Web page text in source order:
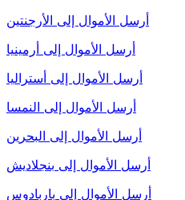
أرسل الأموال إلى الأرجنتين
أرسل الأموال إلى أرمينيا
أرسل الأموال إلى أستراليا
أرسل الأموال إلى النمسا
أرسل الأموال إلى البحرين
أرسل الأموال إلى بنجلاديش
أرسل الأموال إلى باربادوس